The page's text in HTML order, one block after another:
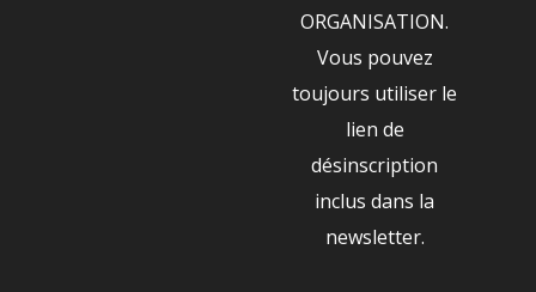
ORGANISATION.
Vous pouvez
toujours utiliser le
lien de
désinscription
inclus dans la
newsletter.